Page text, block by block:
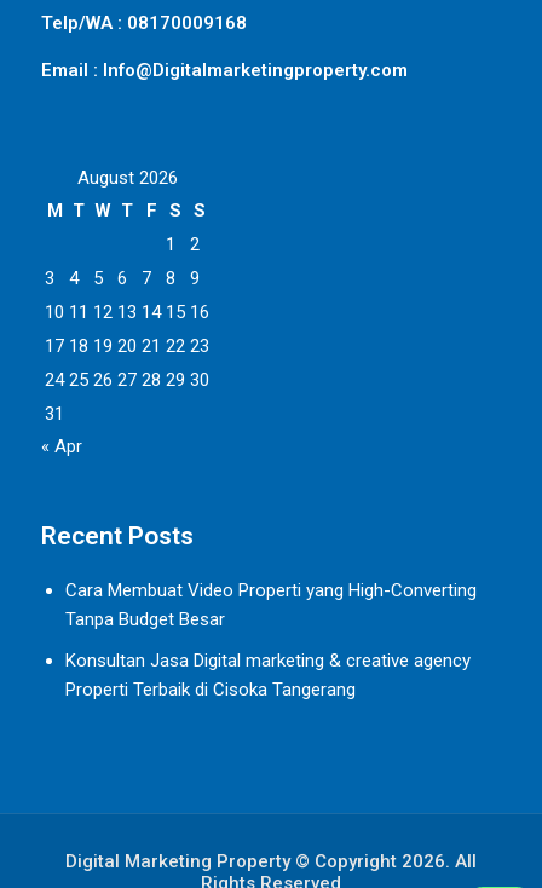
Telp/WA : 08170009168
Email : Info@Digitalmarketingproperty.com
August 2026
M T W T F S
S
1
2
3
4 5 6 7 8
9
10 11 12 13 14 15 16
17 18 19 20 21 22 23
24 25 26 27 28 29 30
31
« Apr
Recent Posts
Cara Membuat Video Properti yang High-Converting
Tanpa Budget Besar
Konsultan Jasa Digital marketing & creative agency
Properti Terbaik di Cisoka Tangerang
Digital Marketing Property © Copyright 2026. All
Rights Reserved